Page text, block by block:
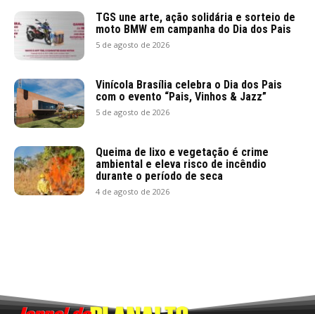
TGS une arte, ação solidária e sorteio de
moto BMW em campanha do Dia dos Pais
5 de agosto de 2026
Vinícola Brasília celebra o Dia dos Pais
com o evento “Pais, Vinhos & Jazz”
5 de agosto de 2026
Queima de lixo e vegetação é crime
ambiental e eleva risco de incêndio
durante o período de seca
4 de agosto de 2026